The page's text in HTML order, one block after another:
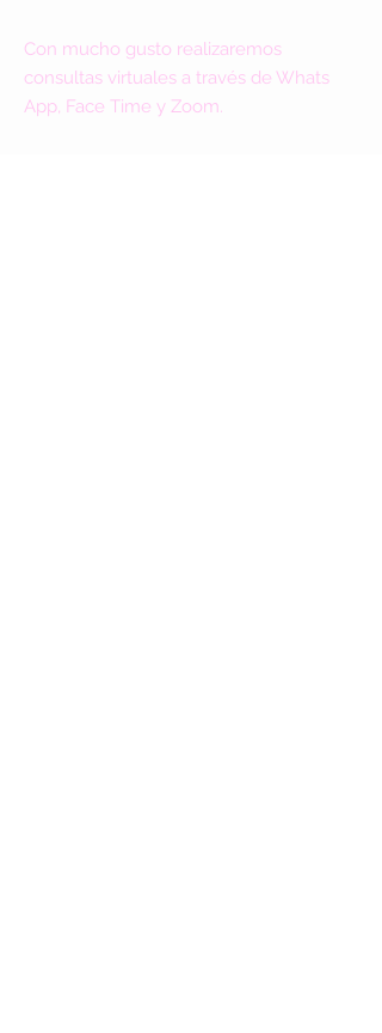
Con mucho gusto realizaremos
consultas virtuales a través de Whats
App, Face Time y Zoom.